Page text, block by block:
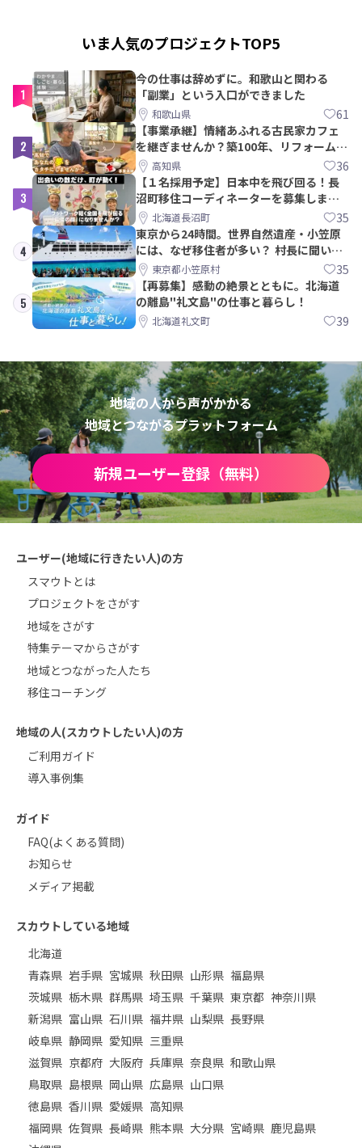
いま人気のプロジェクトTOP5
1
今の仕事は辞めずに。和歌山と関わる
「副業」という入口ができました
和歌山県 61
2
【事業承継】情緒あふれる古民家カフェ
を継ぎませんか？築100年、リフォームか
ら約10年！
高知県 36
3
【１名採用予定】日本中を飛び回る！長
沼町移住コーディネーターを募集しま
す！北海道長沼町 35
4
東京から24時間。世界自然遺産・小笠原
には、なぜ移住者が多い？ 村長に聞いて
みた東京都小笠原村 35
5
【再募集】感動の絶景とともに。北海道
の離島"礼文島"の仕事と暮らし！
北海道礼文町 39
地域の人から声がかかる
地域とつながるプラットフォーム
新規ユーザー登録（無料）
ユーザー(地域に行きたい人)の方
スマウトとは
プロジェクトをさがす
地域をさがす
特集テーマからさがす
地域とつながった人たち
移住コーチング
地域の人(スカウトしたい人)の方
ご利用ガイド
導入事例集
ガイド
FAQ(よくある質問)
お知らせ
メディア掲載
スカウトしている地域
北海道
青森県 岩手県 宮城県 秋田県 山形県 福島県
茨城県 栃木県 群馬県 埼玉県 千葉県 東京都 神奈川県
新潟県 富山県 石川県 福井県 山梨県 長野県
岐阜県 静岡県 愛知県 三重県
滋賀県 京都府 大阪府 兵庫県 奈良県 和歌山県
鳥取県 島根県 岡山県 広島県 山口県
徳島県 香川県 愛媛県 高知県
福岡県 佐賀県 長崎県 熊本県 大分県 宮崎県 鹿児島県